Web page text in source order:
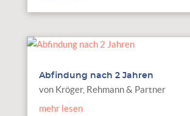
Abfindung nach 2 Jahren
von Kröger, Rehmann & Partner
mehr lesen